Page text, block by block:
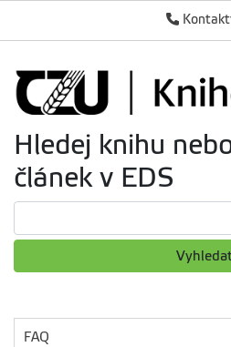
Hledej knihu
článek v EDS
FAQ